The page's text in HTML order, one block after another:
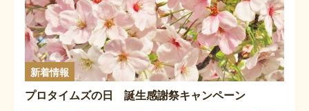
新着情報
プロタイムズの日 誕生感謝祭キャンペーン